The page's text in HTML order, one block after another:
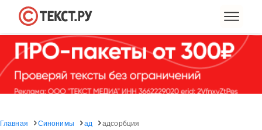
Главная Синонимы ад адсорбция